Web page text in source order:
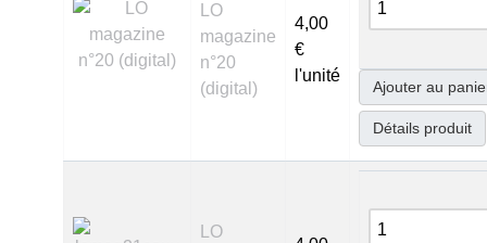
LO
magazine
n°20
(digital)
4,00
€
l'unité
Ajouter au
Détails produit
LO